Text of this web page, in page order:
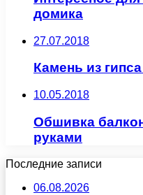
домика
27.07.2018
Камень из
10.05.2018
Обшивка
руками
Последние записи
06.08.2026